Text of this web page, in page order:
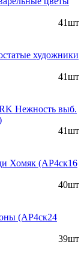
41шт
художники
41шт
Нежность выб.
41шт
Хомяк (АР4ск16
40шт
(АР4ск24
39шт